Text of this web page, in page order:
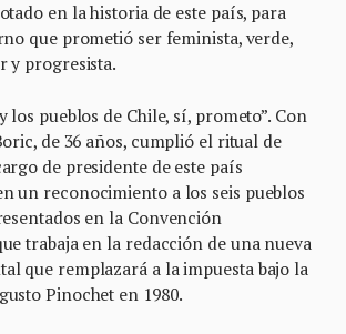
en la historia de este país, para
que prometió ser feminista, verde,
y progresista.
los pueblos de Chile, sí, prometo”. Con
de 36 años, cumplió el ritual de
de presidente de este país
un reconocimiento a los seis pueblos
en la Convención
trabaja en la redacción de una nueva
que remplazará a la impuesta bajo la
Pinochet en 1980.